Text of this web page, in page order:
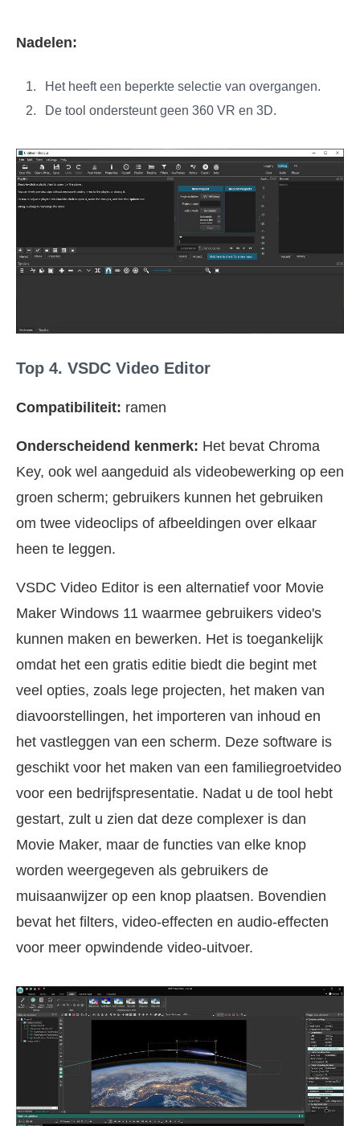
Nadelen:
Het heeft een beperkte selectie van overgangen.
De tool ondersteunt geen 360 VR en 3D.
Top 4. VSDC Video Editor
Compatibiliteit: ramen
Onderscheidend kenmerk: Het bevat Chroma
Key, ook wel aangeduid als videobewerking op een
groen scherm; gebruikers kunnen het gebruiken
om twee videoclips of afbeeldingen over elkaar
heen te leggen.
VSDC Video Editor is een alternatief voor Movie
Maker Windows 11 waarmee gebruikers video's
kunnen maken en bewerken. Het is toegankelijk
omdat het een gratis editie biedt die begint met
veel opties, zoals lege projecten, het maken van
diavoorstellingen, het importeren van inhoud en
het vastleggen van een scherm. Deze software is
geschikt voor het maken van een familiegroetvideo
voor een bedrijfspresentatie. Nadat u de tool hebt
gestart, zult u zien dat deze complexer is dan
Movie Maker, maar de functies van elke knop
worden weergegeven als gebruikers de
muisaanwijzer op een knop plaatsen. Bovendien
bevat het filters, video-effecten en audio-effecten
voor meer opwindende video-uitvoer.